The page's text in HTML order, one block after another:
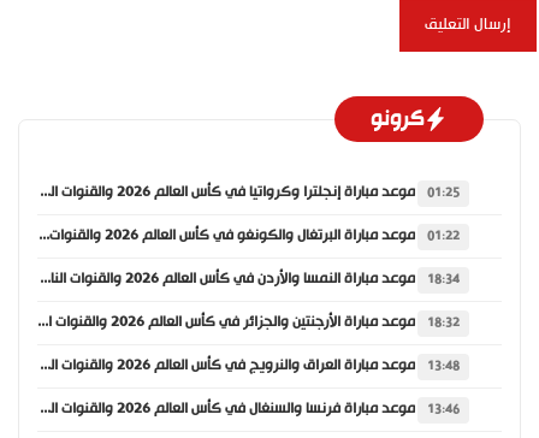
كرونو
01:25 موعد مباراة إنجلترا وكرواتيا في كأس العالم 2026 والقنوات الناقلة
01:22 موعد مباراة البرتغال والكونغو في كأس العالم 2026 والقنوات الناقلة
18:34 موعد مباراة النمسا والأردن في كأس العالم 2026 والقنوات الناقلة
18:32 موعد مباراة الأرجنتين والجزائر في كأس العالم 2026 والقنوات الناقلة
13:48 موعد مباراة العراق والنرويج في كأس العالم 2026 والقنوات الناقلة
13:46 موعد مباراة فرنسا والسنغال في كأس العالم 2026 والقنوات الناقلة